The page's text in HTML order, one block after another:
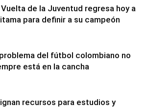
Vuelta de la Juventud regresa hoy a
para definir a su campeón
del fútbol colombiano no
está en la cancha
recursos para estudios y